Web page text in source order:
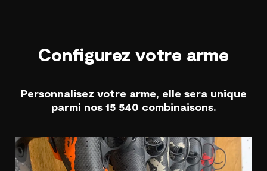
Configurez votre arme
Personnalisez votre arme, elle sera unique
parmi nos 15 540 combinaisons.